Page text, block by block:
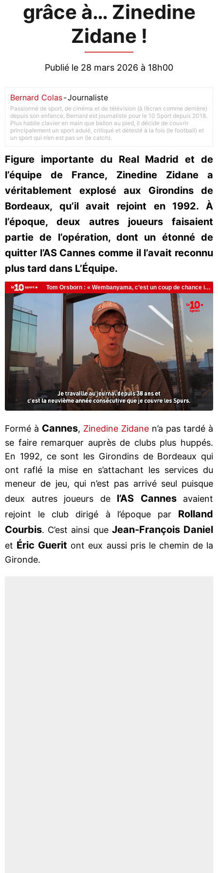
grâce à… Zinedine
Zidane !
Publié le 28 mars 2026 à 18h00
Bernard Colas-Journaliste
Passionné de sport, de cinéma et de télévision (à l’écran comme derrière)
depuis son enfance, Bernard est journaliste pour le 10 Sport depuis 2018.
Plus habile clavier en main que ballon au pied, il décide de couvrir
principalement un sport adulé, critiqué et détesté à la fois (le football) et
un sport qui n’en est pas un (le catch).
Figure importante du Real Madrid et de
l’équipe de France, Zinedine Zidane a
véritablement explosé aux Girondins de
Bordeaux, qu’il avait rejoint en 1992. À
l’époque, deux autres joueurs faisaient
partie de l’opération, dont un étonné de
quitter l’AS Cannes comme il l’avait reconnu
plus tard dans L’Équipe.
Formé à Cannes, Zinedine Zidane n’a pas tardé à
se faire remarquer auprès de clubs plus huppés.
En 1992, ce sont les Girondins de Bordeaux qui
ont raflé la mise en s’attachant les services du
meneur de jeu, qui n’est pas arrivé seul puisque
deux autres joueurs de l’AS Cannesavaient
rejoint le club dirigé à l’époque par Rolland
Courbis. C’est ainsi que Jean-François Daniel
et Éric Guerit ont eux aussi pris le chemin de la
Gironde.